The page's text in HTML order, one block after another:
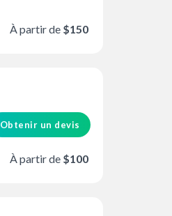
À partir de $150
Obtenir un devis
À partir de $100